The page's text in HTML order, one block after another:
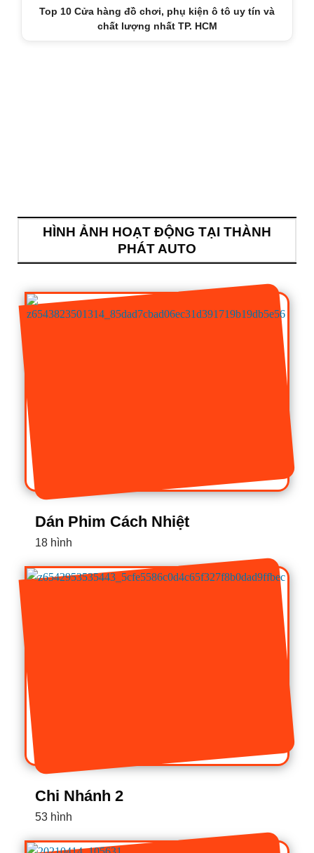
Top 10 Cửa hàng đồ chơi, phụ kiện ô tô uy tín và
chất lượng nhất TP. HCM
HÌNH ẢNH HOẠT ĐỘNG TẠI THÀNH
PHÁT AUTO
Dán Phim Cách Nhiệt
18 hình
Chi Nhánh 2
53 hình